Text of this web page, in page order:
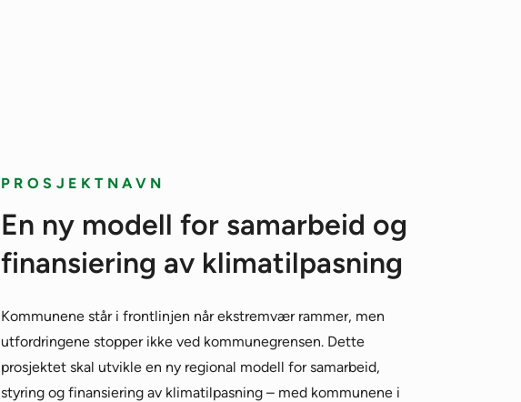
PROSJEKTNAVN
En ny modell for samarbeid og
finansiering av klimatilpasning
Kommunene står i frontlinjen når ekstremvær rammer, men
utfordringene stopper ikke ved kommunegrensen. Dette
prosjektet skal utvikle en ny regional modell for samarbeid,
styring og finansiering av klimatilpasning – med kommunene i